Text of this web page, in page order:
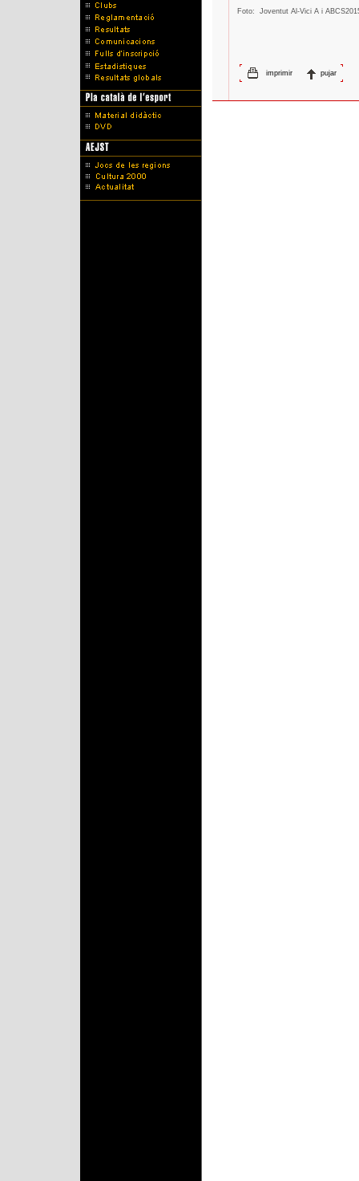
Foto: Joventut Al-Vici A i
imprimir pujar